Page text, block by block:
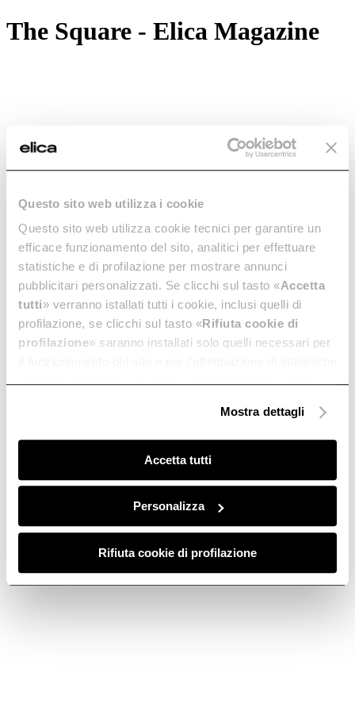
Questo sito web utilizza i cookie
Questo sito web utilizza cookie tecnici per garantire un
efficace funzionamento del sito, analitici per effettuare
statistiche e di profilazione per mostrare annunci
pubblicitari personalizzati. Se clicchi sul tasto «Accetta
tutti» verranno istallati tutti i cookie, inclusi quelli di
profilazione, se clicchi sul tasto «Rifiuta cookie di
profilazione» saranno installati solo quelli necessari per
Clicca quiper visualizzare la cookie policy.
Mostra dettagli
Accetta tutti
Personalizza
Rifiuta cookie di profilazione
The Square - Elica Magazine